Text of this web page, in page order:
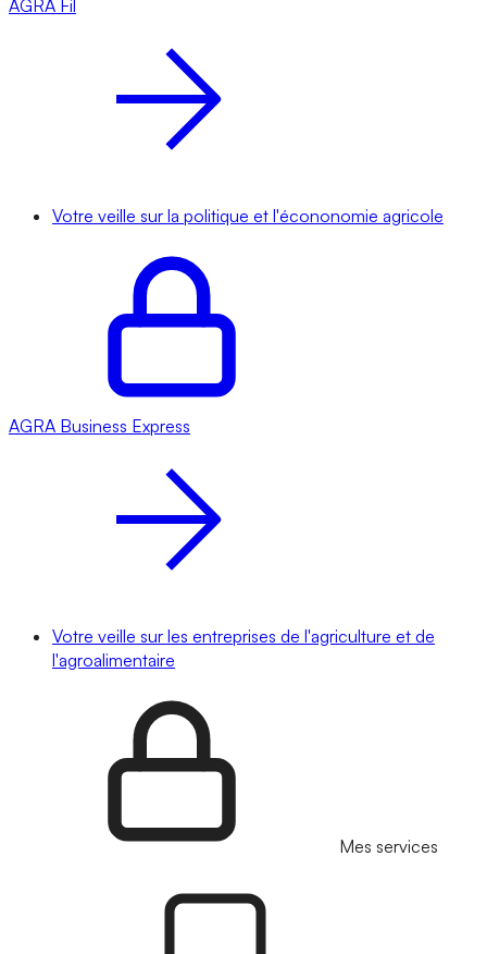
AGRA Fil
Votre veille sur la politique et l'écononomie agricole
AGRA Business Express
Votre veille sur les entreprises de l'agriculture et de
l'agroalimentaire
Mes services